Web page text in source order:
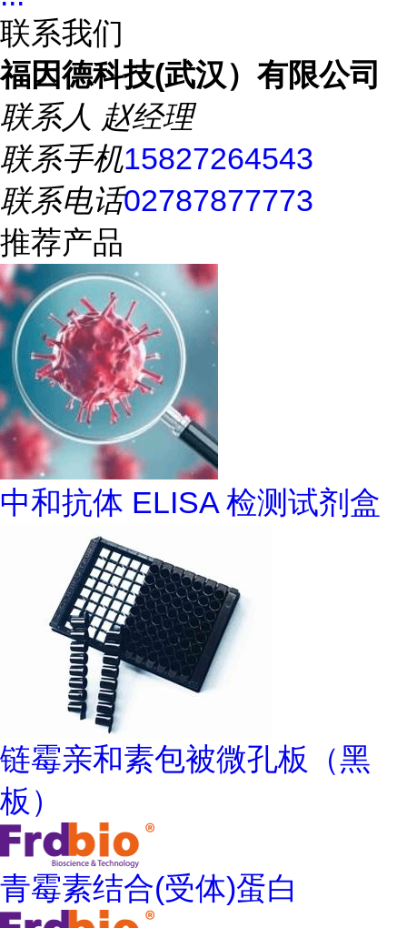
联系我们
福因德科技(武汉）有限公司
联系人 赵经理
联系手机15827264543
联系电话02787877773
推荐产品
中和抗体 ELISA 检测试剂盒
链霉亲和素包被微孔板（黑
板）
青霉素结合(受体)蛋白